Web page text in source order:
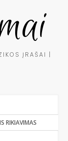
ĮRAŠAI |